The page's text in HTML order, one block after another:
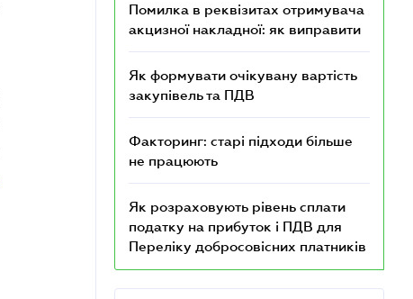
Помилка в реквізитах отримувача
акцизної накладної: як виправити
Як формувати очікувану вартість
закупівель та ПДВ
Факторинг: старі підходи більше
не працюють
Як розраховують рівень сплати
податку на прибуток і ПДВ для
Переліку добросовісних платників